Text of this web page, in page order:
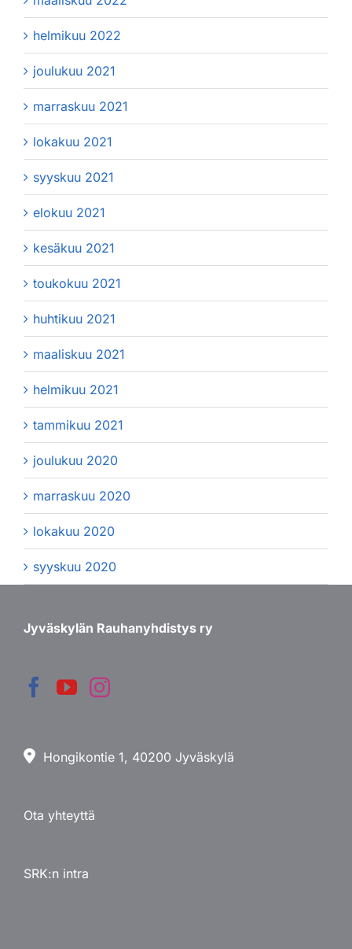
helmikuu 2022
joulukuu 2021
marraskuu 2021
lokakuu 2021
syyskuu 2021
elokuu 2021
kesäkuu 2021
toukokuu 2021
huhtikuu 2021
maaliskuu 2021
helmikuu 2021
tammikuu 2021
joulukuu 2020
marraskuu 2020
lokakuu 2020
syyskuu 2020
Jyväskylän Rauhanyhdistys ry
Hongikontie 1, 40200 Jyväskylä
Ota yhteyttä
SRK:n intra